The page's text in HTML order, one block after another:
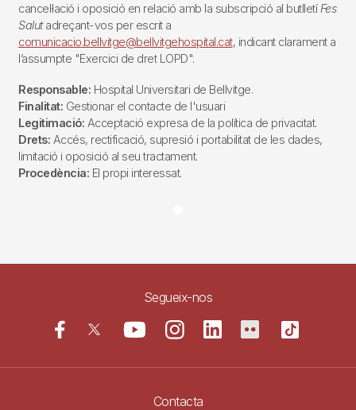
cancel·lació i oposició en relació amb la subscripció al butlletí Fes
Salutadreçant-vos per escrit a
comunicacio.bellvitge@bellvitgehospital.cat, indicant clarament a
l’assumpte "Exercici de dret LOPD".
Responsable: Hospital Universitari de Bellvitge.
Finalitat: Gestionar el contacte de l'usuari
Legitimació: Acceptació expresa de la política de privacitat.
Drets: Accés, rectificació, supresió i portabilitat de les dades,
limitació i oposició al seu tractament.
Procedència: El propi interessat.
Segueix-nos
Contacta